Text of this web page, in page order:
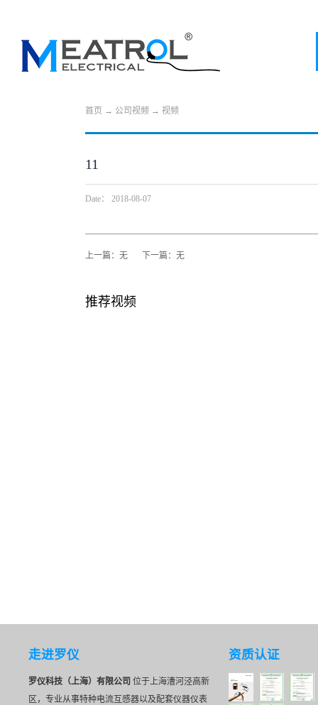
首页 → 公司视频 → 视频
11
Date： 2018-08-07
上一篇：无 下一篇：无
推荐视频
走进罗仪
罗仪科技（上海）有限公司 位于上海漕河泾高新
区，专业从事特种电流互感器以及配套仪器仪表
资质认证